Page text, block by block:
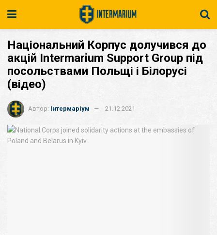
Національний Корпус долучився до
акцій Intermarium Support Group під
посольствами Польщі і Білорусі
(відео)
Автор: Інтермаріум 21.12.2021